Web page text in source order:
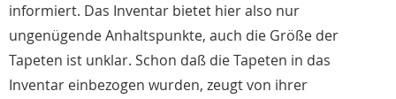
informiert. Das Inventar bietet hier also nur
ungenügende Anhaltspunkte, auch die Größe der
Tapeten ist unklar. Schon daß die Tapeten in das
Inventar einbezogen wurden, zeugt von ihrer